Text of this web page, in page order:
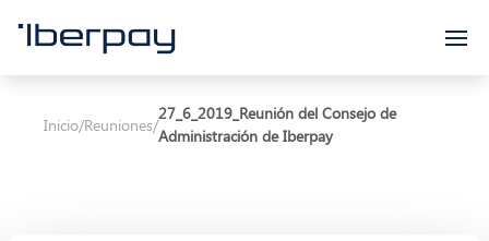
Iberpay
Inicio/Reuniones/
27_6_2019_Reunión del Consejo de
Administración de Iberpay